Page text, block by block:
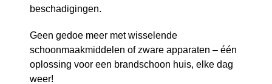
beschadigingen.
Geen gedoe meer met wisselende
schoonmaakmiddelen of zware apparaten – één
oplossing voor een brandschoon huis, elke dag
weer!